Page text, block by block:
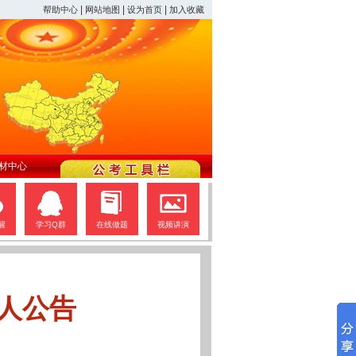
帮助中心 网站地图 设为首页 加入收藏
中心
学习Q群 在线做题 视频讲演
公告